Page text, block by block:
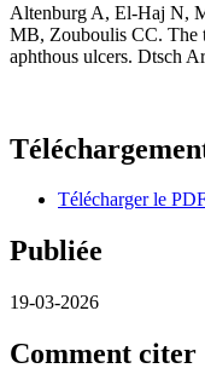
Altenburg A, El-Haj N,
MB, Zouboulis CC. The
aphthous ulcers. Dtsch
Télécharger le
Publiée
19-03-2026
Comment citer